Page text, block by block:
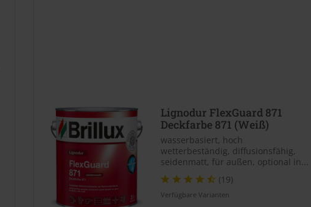
Lignodur FlexGuard 871
Deckfarbe 871 (Weiß)
wasserbasiert, hoch
wetterbeständig, diffusionsfähig,
seidenmatt, für außen, optional in...
(19)
Verfügbare Varianten